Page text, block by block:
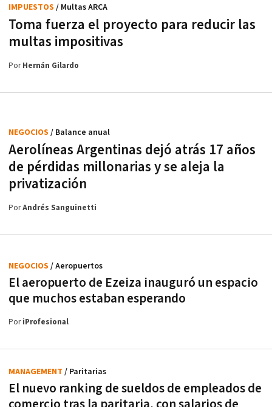
Toma fuerza el proyecto para reducir las
multas impositivas
IMPUESTOS / Multas ARCA
PorHernán Gilardo
Aerolíneas Argentinas dejó atrás 17 años
de pérdidas millonarias y se aleja la
privatización
NEGOCIOS / Balance anual
PorAndrés Sanguinetti
El aeropuerto de Ezeiza inauguró un espacio
que muchos estaban esperando
NEGOCIOS / Aeropuertos
PoriProfesional
El nuevo ranking de sueldos de empleados de
MANAGEMENT / Paritarias